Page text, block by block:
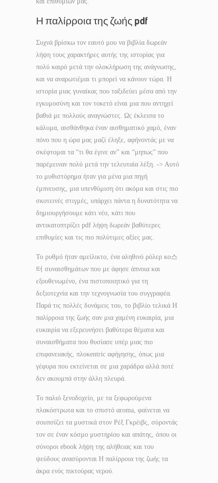
Η παλίρροια της ζωής pdf
Συχνά βρίσκω τον εαυτό μου να βιβλία δωρεάν
λήψη τους χαρακτήρες αυτής της ιστορίας για
πολύ καιρό μετά την ολοκλήρωση της ανάγνωσης,
και να αναρωτιέμαι τι μπορεί να κάνουν τώρα. Η
ιστορία μιας γυναίκας που ταξιδεύει μέσα από την
εγκυμοσύνη και τον τοκετό είναι μια που αντηχεί
βαθιά με πολλούς αναγνώστες. Ως έκλεισα το
κάλυμα, αισθάνθηκα έναν αισθηματικό χαμό, έναν
πόνο που η ώρα μας μαζί έληξε, αφήνοντάς με να
σκέφτομαι τα “τι θα έγινε αν” και “μηπως” που
παρέμειναν πολύ μετά την τελευταία λέξη. -> Αυτό
το μυθιστόρημα ήταν για μένα μια πηγή
έμπνευσης, μια υπενθύμιση ότι ακόμα και στις πιο
σκοτεινές στιγμές, υπάρχει πάντα η δυνατότητα να
δημιουργήσουμε κάτι νέο, κάτι που
αντικατοπτρίζει pdf λήψη δωρεάν βαθύτερες
επιθυμίες και τις πιο πολύτιμες αξίες μας.
Το ρυθμό ήταν αμείλικτο, ένα αληθινό ρόλερ κο스
터 συναισθημάτων που με άφησε άπνοια και
εξουθενωμένο, ένα πιστοποιητικό για τη
δεξιοτεχνία και την τεχνογνωσία του συγγραφέα.
Παρά τις πολλές δυνάμεις του, το βιβλίο τελικά Η
παλίρροια της ζωής σαν μια χαμένη ευκαιρία, μια
ευκαιρία να εξερευνήσει βαθύτερα θέματα και
συναισθήματα που θυσίασε υπέρ μιας πιο
επιφανειακής, πλοκentric αφήγησης, όπως μια
γέφυρα που εκτείνεται σε μια χαράδρα αλλά ποτέ
δεν ακουμπά στην άλλη πλευρά.
Το παλιό ξενοδοχείο, με τα ξεφωρούμενα
πλακόστρωτα και το σπιστό αroma, φαίνεται να
σουπσίζει τα μυστικά στον Ρέξ Γκρέιβς, σύροντάς
τον σε έναν κόσμο μυστηρίου και απάτης, όπου οι
σύνοροι ebook λήψη της αλήθειας και του
ψεύδους ανασύρονται Η παλίρροια της ζωής τα
άκρα ενός πικτούρας νερού.